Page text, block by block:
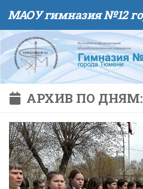
Skip to content
АРХИВ ПО ДНЯМ: